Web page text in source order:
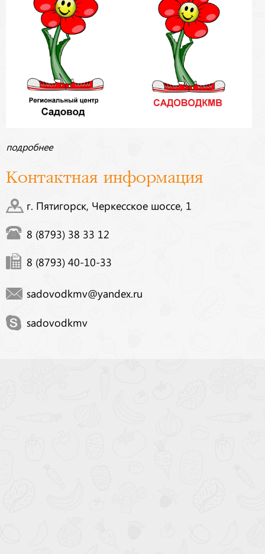
подробнее
Контактная информация
г. Пятигорск, Черкесское шоссе, 1
8 (8793) 38 33 12
8 (8793) 40-10-33
sadovodkmv@yandex.ru
sadovodkmv